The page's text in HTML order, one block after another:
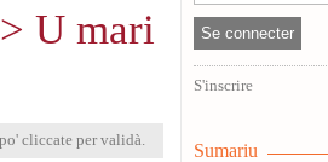
U mari
cliccate per validà.
S'inscrire
Sumariu